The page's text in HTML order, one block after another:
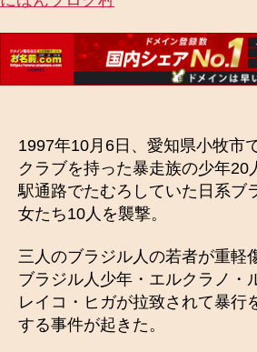
1997年10月6日、愛知県小牧市
クラブを持った暴走族の少年20
駅通路でたむろしていた日系ブ
女たち10人を襲撃。
三人のブラジル人の若者が重軽
ブラジル人少年・エルクラノ・
レイコ・ヒガが拉致されて暴行
する事件が起きた。